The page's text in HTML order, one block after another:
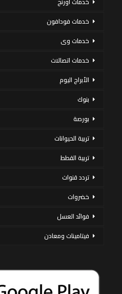
خدمات فودافون
خدمات وى
خدمات اتصالات
الأبراج اليوم
بنوك
بورصة
تربية الحيوانات
تربية القطط
تردد قنوات
خضروات
فوائد العسل
فيتامينات ومعادن